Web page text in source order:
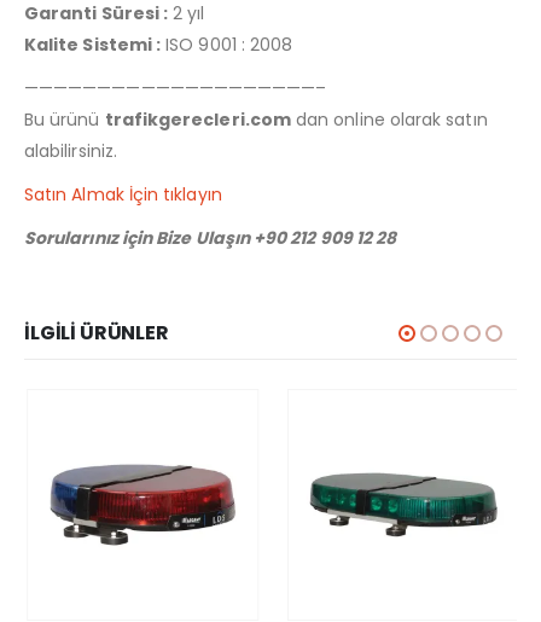
Garanti Süresi : 2 yıl
Kalite Sistemi : ISO 9001 : 2008
————————————————————–
Bu ürünü trafikgerecleri.comdan online olarak satın
alabilirsiniz.
Satın Almak İçin tıklayın
Sorularınız için Bize Ulaşın +90 212 909 12 28
İLGILI ÜRÜNLER